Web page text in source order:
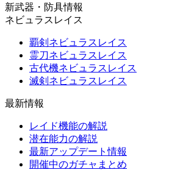
新武器・防具情報
ネビュラスレイス
覇剣ネビュラスレイス
霊刀ネビュラスレイス
古代機ネビュラスレイス
滅剣ネビュラスレイス
最新情報
レイド機能の解説
潜在能力の解説
最新アップデート情報
開催中のガチャまとめ